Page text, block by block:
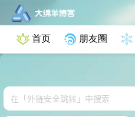
首页 朋友圈